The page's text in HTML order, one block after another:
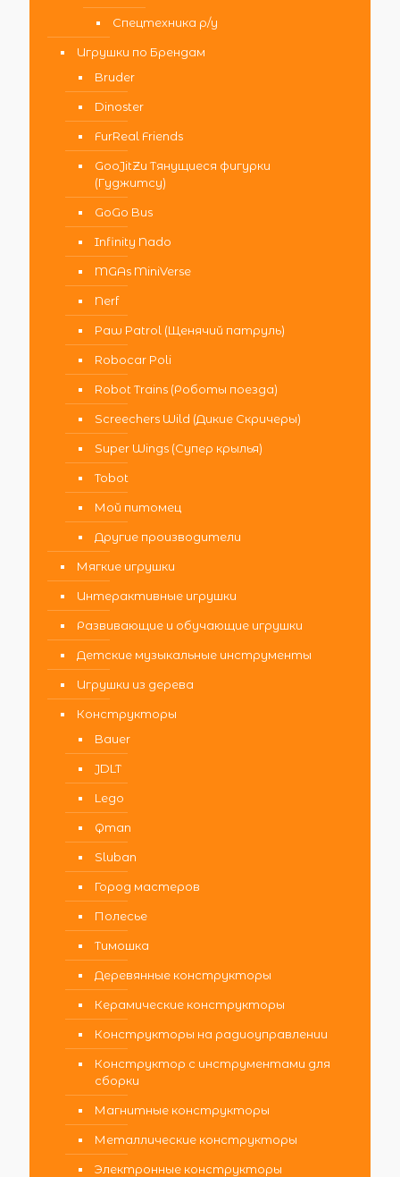
Спецтехника р/у
Игрушки по Брендам
Bruder
Dinoster
FurReal Friends
GooJitZu Тянущиеся фигурки
(Гуджитсу)
GoGo Bus
Infinity Nado
MGAs MiniVerse
Nerf
Paw Patrol (Щенячий патруль)
Robocar Poli
Robot Trains (Роботы поезда)
Screechers Wild (Дикие Скричеры)
Super Wings (Супер крылья)
Tobot
Мой питомец
Другие производители
Мягкие игрушки
Интерактивные игрушки
Развивающие и обучающие игрушки
Детские музыкальные инструменты
Игрушки из дерева
Конструкторы
Bauer
JDLT
Lego
Qman
Sluban
Город мастеров
Полесье
Тимошка
Деревянные конструкторы
Керамические конструкторы
Конструкторы на радиоуправлении
Конструктор с инструментами для
сборки
Магнитные конструкторы
Металлические конструкторы
Электронные конструкторы